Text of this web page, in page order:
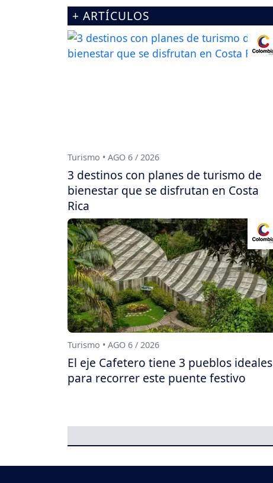
+ ARTÍCULOS
Turismo • AGO 6 / 2026
3 destinos con planes de turismo de
bienestar que se disfrutan en Costa
Rica
Turismo • AGO 6 / 2026
El eje Cafetero tiene 3 pueblos ideales
para recorrer este puente festivo